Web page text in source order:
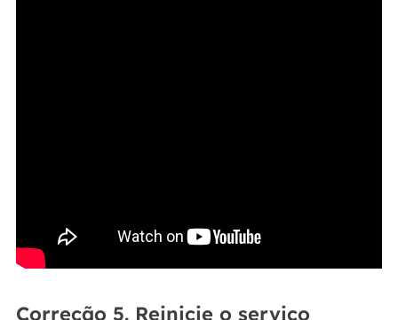
Correção 5. Reinicie o serviço